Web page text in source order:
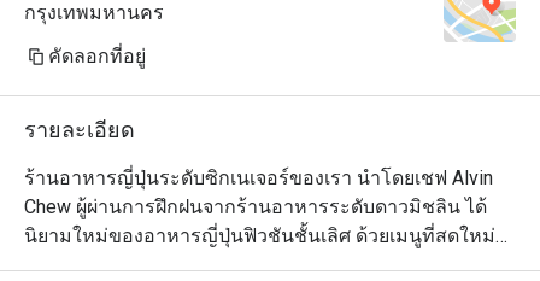
กรุงเทพมหานคร
คัดลอกที่อยู่
รายละเอียด
ร้านอาหารญี่ปุ่นระดับซิกเนเจอร์ของเรา นำโดยเชฟ Alvin
Chew ผู้ผ่านการฝึกฝนจากร้านอาหารระดับดาวมิชลิน ได้
นิยามใหม่ของอาหารญี่ปุ่นฟิวชันชั้นเลิศ ด้วยเมนูที่สดใหม่
และเปี่ยมด้วยรสชาติ สัมผัสความสร้างสรรค์ของเมนูที่ใช้ทั้ง